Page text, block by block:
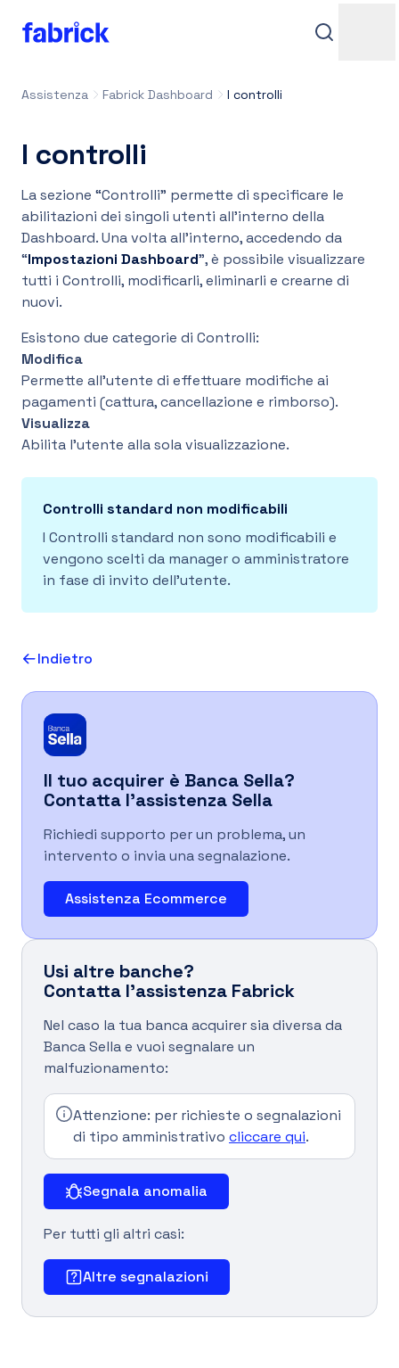
Assistenza
Contatti
Accedi
IT
Assistenza Fabrick Dashboard I controlli
I controlli
La sezione “Controlli” permette di specificare le
abilitazioni dei singoli utenti all’interno della
Dashboard. Una volta all’interno, accedendo da
“Impostazioni Dashboard”, è possibile visualizzare
tutti i Controlli, modificarli, eliminarli e crearne di
nuovi.
Esistono due categorie di Controlli:
Modifica
Permette all’utente di effettuare modifiche ai
pagamenti (cattura, cancellazione e rimborso).
Visualizza
Abilita l’utente alla sola visualizzazione.
Controlli standard non modificabili
I Controlli standard non sono modificabili e
vengono scelti da manager o amministratore
in fase di invito dell’utente.
Indietro
Il tuo acquirer è Banca Sella?
Contatta l'assistenza Sella
Richiedi supporto per un problema, un
intervento o invia una segnalazione.
Assistenza Ecommerce
Usi altre banche?
Contatta l'assistenza Fabrick
Nel caso la tua banca acquirer sia diversa da
Banca Sella e vuoi segnalare un
malfuzionamento:
Attenzione: per richieste o segnalazioni
di tipo amministrativo cliccare qui.
Segnala anomalia
Per tutti gli altri casi:
Altre segnalazioni